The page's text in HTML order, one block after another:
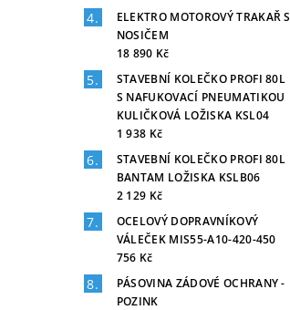
ELEKTRO MOTOROVÝ TRAKAŘ S
NOSIČEM
18 890 Kč
STAVEBNÍ KOLEČKO PROFI 80L
S NAFUKOVACÍ PNEUMATIKOU
KULIČKOVÁ LOŽISKA KSL04
1 938 Kč
STAVEBNÍ KOLEČKO PROFI 80L
BANTAM LOŽISKA KSLB06
2 129 Kč
OCELOVÝ DOPRAVNÍKOVÝ
VÁLEČEK MIS55-A10-420-450
756 Kč
PÁSOVINA ZÁDOVÉ OCHRANY -
POZINK